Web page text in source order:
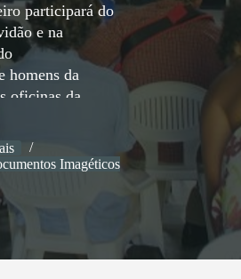
participará do
e na
homens da
oficinas da
Blanc que
a
culturais.Imagéticos